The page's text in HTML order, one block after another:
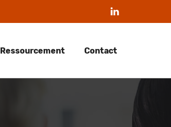
Ressourcement Contact